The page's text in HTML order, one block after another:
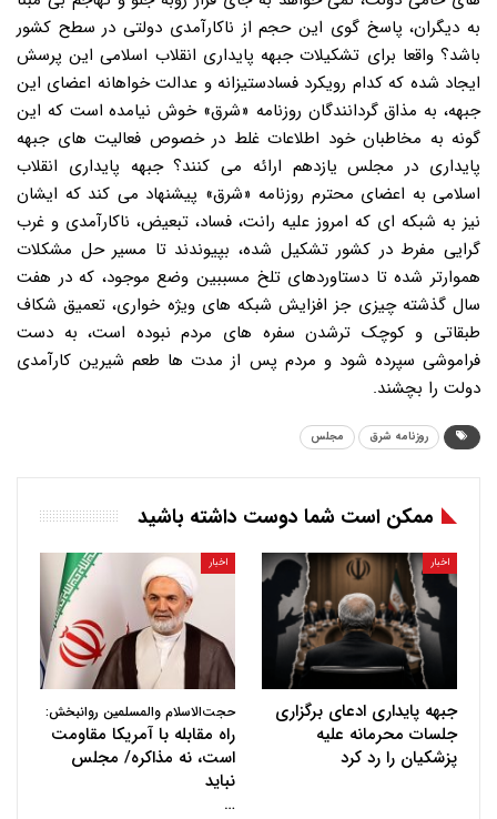
به دیگران، پاسخ گوی این حجم از ناکارآمدی دولتی در سطح کشور
باشد؟ واقعا برای تشکیلات جبهه پایداری انقلاب اسلامی این پرسش
ایجاد شده که کدام رویکرد فسادستیزانه و عدالت خواهانه اعضای این
جبهه، به مذاق گردانندگان روزنامه «شرق» خوش نیامده است که این
گونه به مخاطبان خود اطلاعات غلط در خصوص فعالیت های جبهه
پایداری در مجلس یازدهم ارائه می کنند؟ جبهه پایداری انقلاب
اسلامی به اعضای محترم روزنامه «شرق» پیشنهاد می کند که ایشان
نیز به شبکه ای که امروز علیه رانت، فساد، تبعیض، ناکارآمدی و غرب
گرایی مفرط در کشور تشکیل شده، بپیوندند تا مسیر حل مشکلات
هموارتر شده تا دستاوردهای تلخ مسببین وضع موجود، که در هفت
سال گذشته چیزی جز افزایش شبکه های ویژه خواری، تعمیق شکاف
طبقاتی و کوچک ترشدن سفره های مردم نبوده است، به دست
فراموشی سپرده شود و مردم پس از مدت ها طعم شیرین کارآمدی
دولت را بچشند.
روزنامه شرق مجلس
ممکن است شما دوست داشته باشید
اخبار
جبهه پایداری ادعای برگزاری
جلسات محرمانه علیه
پزشکیان را رد کرد
اخبار
حجت‌الاسلام والمسلمین روانبخش:
راه مقابله با آمریکا مقاومت
است، نه مذاکره/ مجلس
نباید
…